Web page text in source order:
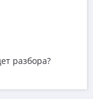
разбора?